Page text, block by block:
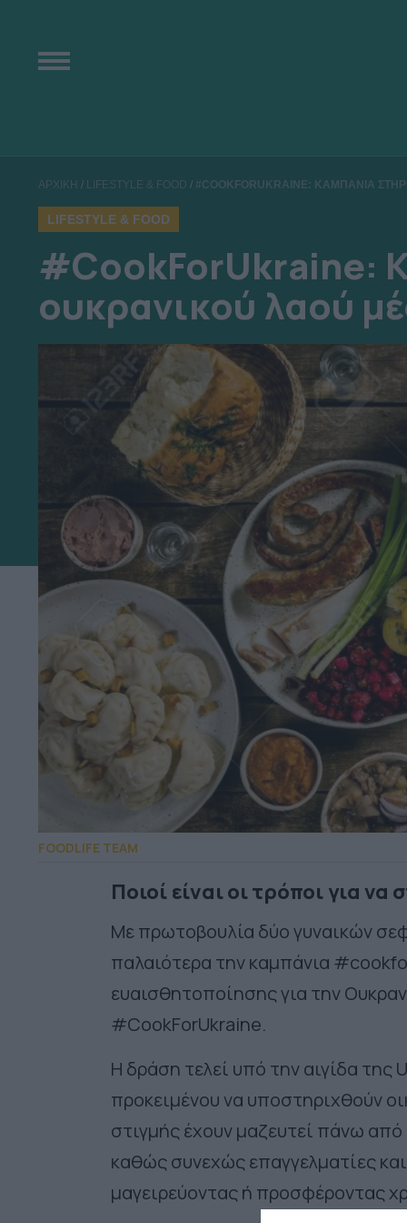
ΑΡΧΙΚΗ / LIFESTYLE & FOOD / #COOKFORUKRAINE: ΚΑΜΠΑΝΙΑ
LIFESTYLE & FOOD
#CookForUkraine:
ουκρανικού λαού
FOODLIFE TEAM
Ποιοί είναι οι τρόποι για
Με πρωτοβουλία δύο γυναικών
παλαιότερα την καμπάνια
ευαισθητοποίησης για την
#CookForUkraine.
H δράση τελεί υπό την αιγίδα
προκειμένου να υποστηριχθούν
στιγμής έχουν μαζευτεί πάνω
καθώς συνεχώς επαγγελματίες
μαγειρεύοντας ή προσφέροντας